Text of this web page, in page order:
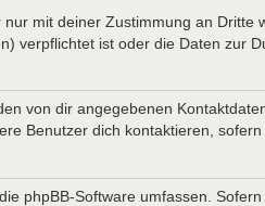
mit deiner Zustimmung an
verpflichtet ist oder die Daten zur
von dir angegebenen
Benutzer dich kontaktieren,
phpBB-Software umfassen.